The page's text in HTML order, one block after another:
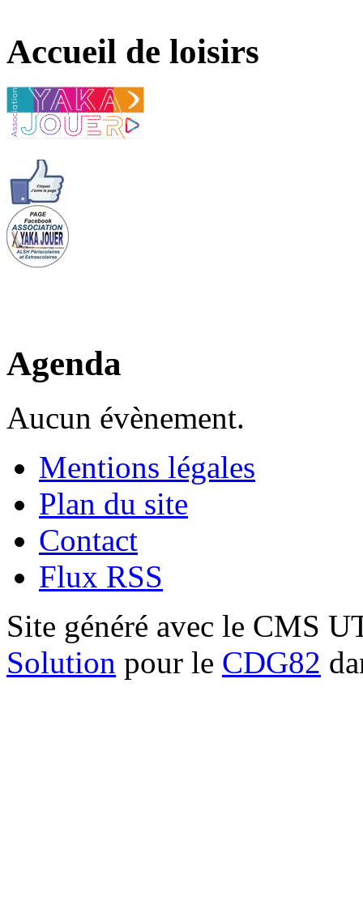
Accueil de loisirs
Agenda
Aucun évènement.
Mentions légales
Plan du site
Contact
Flux RSS
Site généré avec le CMS
Solution pour le CDG82